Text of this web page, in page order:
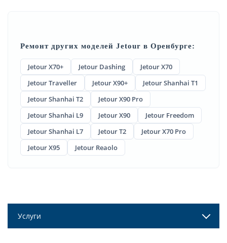
Ремонт других моделей Jetour в Оренбурге:
Jetour X70+ Jetour Dashing
Jetour X70
Jetour Traveller
Jetour X90+
Jetour Shanhai T1
Jetour Shanhai T2
Jetour X90 Pro
Jetour Shanhai L9
Jetour X90
Jetour Freedom
Jetour Shanhai L7
Jetour T2
Jetour X70 Pro
Jetour X95
Jetour Reaolo
Услуги